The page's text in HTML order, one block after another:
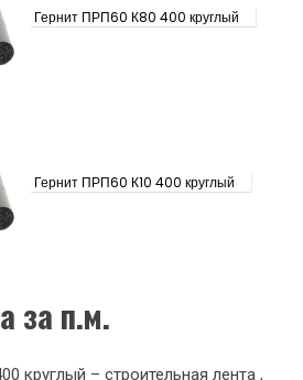
Гернит ПРП60 К80 400 круглый
Гернит ПРП60 К10 400 круглый
за п.м.
круглый – строительная лента ,